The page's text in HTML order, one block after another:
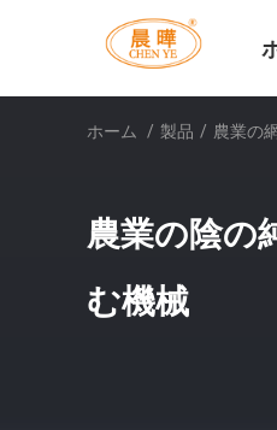
ホーム / 製品 / 農業の
農業の陰の
む機械